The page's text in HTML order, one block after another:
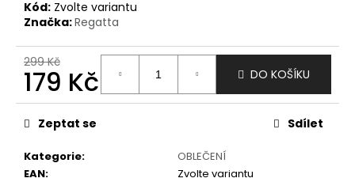
Kód: Zvolte variantu
Značka:Regatta
299 Kč
179 Kč
Měrná
cena:
DO KOŠÍKU
Kategorie:
OBLEČENÍ
EAN:
Zvolte variantu
Zeptat se Sdílet
u
e
m